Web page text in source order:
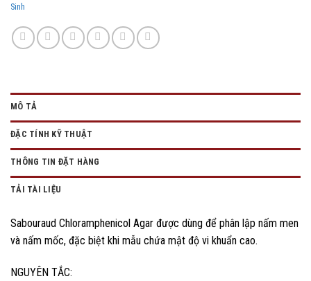
Sinh
MÔ TẢ
ĐẶC TÍNH KỸ THUẬT
THÔNG TIN ĐẶT HÀNG
TẢI TÀI LIỆU
Sabouraud Chloramphenicol Agar được dùng để phân lập nấm men
và nấm mốc, đặc biệt khi mẫu chứa mật độ vi khuẩn cao.
NGUYÊN TẮC: